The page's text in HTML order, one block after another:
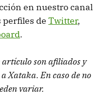
en nuestro canal
perfiles de Twitter,
.
artículo son afiliados y
Xataka. En caso de no
variar.